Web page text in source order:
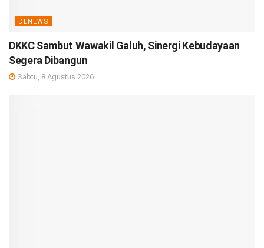
DENEWS
DKKC Sambut Wawakil Galuh, Sinergi Kebudayaan
Segera Dibangun
Sabtu, 8 Agustus 2026